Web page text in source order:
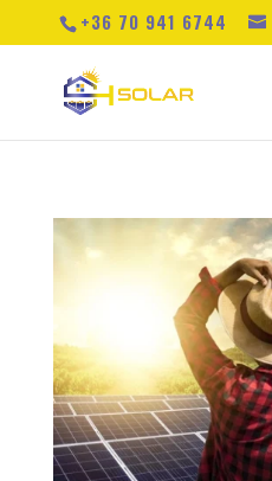
+36 70 941 6744